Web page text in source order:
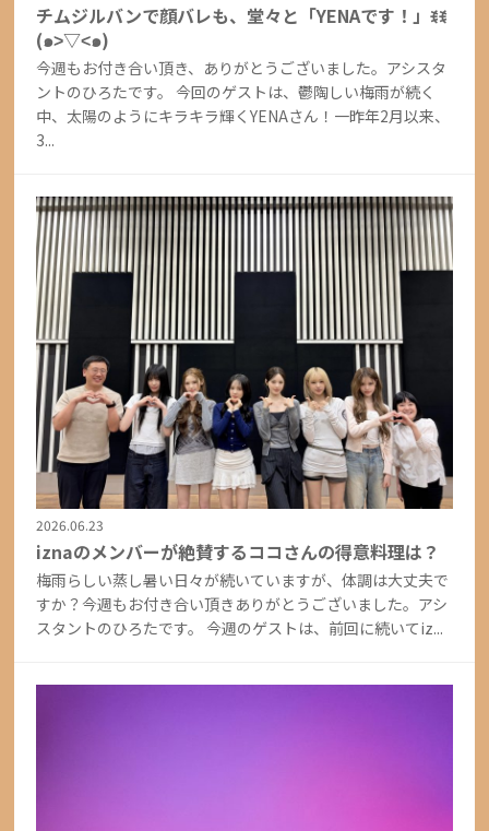
チムジルバンで顔バレも、堂々と「YENAです！」ꉂꉂ
(๑˃▽˂๑)
今週もお付き合い頂き、ありがとうございました。アシスタ
ントのひろたです。 今回のゲストは、鬱陶しい梅雨が続く
中、太陽のようにキラキラ輝くYENAさん！一昨年2月以来、
3...
2026.06.23
iznaのメンバーが絶賛するココさんの得意料理は？
梅雨らしい蒸し暑い日々が続いていますが、体調は大丈夫で
すか？今週もお付き合い頂きありがとうございました。アシ
スタントのひろたです。 今週のゲストは、前回に続いてiz...